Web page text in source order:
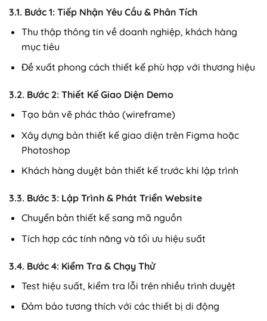
3.1. Bước 1: Tiếp Nhận Yêu Cầu & Phân Tích
Thu thập thông tin về doanh nghiệp, khách hàng
mục tiêu
Đề xuất phong cách thiết kế phù hợp với thương hiệu
3.2. Bước 2: Thiết Kế Giao Diện Demo
Tạo bản vẽ phác thảo (wireframe)
Xây dựng bản thiết kế giao diện trên Figma hoặc
Photoshop
Khách hàng duyệt bản thiết kế trước khi lập trình
3.3. Bước 3: Lập Trình & Phát Triển Website
Chuyển bản thiết kế sang mã nguồn
Tích hợp các tính năng và tối ưu hiệu suất
3.4. Bước 4: Kiểm Tra & Chạy Thử
Test hiệu suất, kiểm tra lỗi trên nhiều trình duyệt
Đảm bảo tương thích với các thiết bị di động